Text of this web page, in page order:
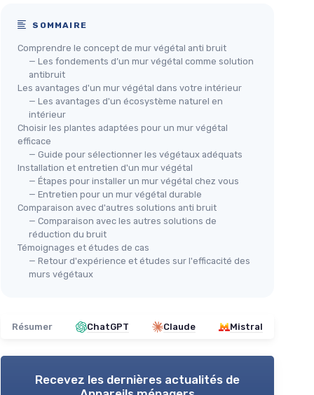
SYNTHAIETIK
Murs Artificiel Vegetal Chic
Haute Densité
＋ Économique
10
＋
Design esthétique
＋ Facile à installer: Plaques de 1M x 1M
Voir l'offre
SOMMAIRE
Comprendre le concept de mur végétal anti bruit
— Les fondements d’un mur végétal comme solution
antibruit
Les avantages d'un mur végétal dans votre intérieur
— Les avantages d'un écosystème naturel en
intérieur
Choisir les plantes adaptées pour un mur végétal
efficace
— Guide pour sélectionner les végétaux adéquats
Installation et entretien d'un mur végétal
— Étapes pour installer un mur végétal chez vous
— Entretien pour un mur végétal durable
Comparaison avec d'autres solutions anti bruit
— Comparaison avec les autres solutions de
réduction du bruit
Témoignages et études de cas
— Retour d'expérience et études sur l'efficacité des
murs végétaux
Résumer ChatGPT Claude Mistral
Recevez les dernières actualités de